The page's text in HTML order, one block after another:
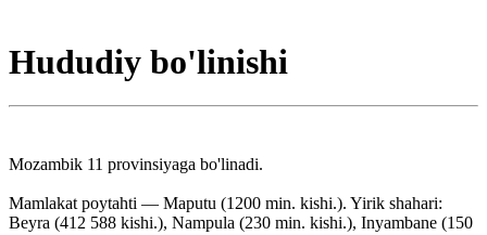
Hududiy bo'linishi
Mozambik 11 provinsiyaga bo'linadi.
Mamlakat poytahti — Maputu (1200 min. kishi.). Yirik shahari:
Beyra (412 588 kishi.), Nampula (230 min. kishi.), Inyambane (150